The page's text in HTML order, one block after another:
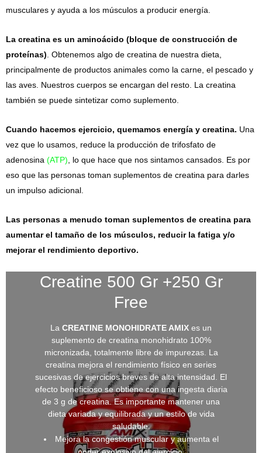
musculares y ayuda a los músculos a producir energía.
La creatina es un aminoácido (bloque de construcción de
proteínas) . Obtenemos algo de creatina de nuestra dieta,
principalmente de productos animales como la carne, el pescado y
las aves. Nuestros cuerpos se encargan del resto. La creatina
también se puede sintetizar como suplemento.
Cuando hacemos ejercicio, quemamos energía y creatina. Una
vez que lo usamos, reduce la producción de trifosfato de
adenosina (ATP) , lo que hace que nos sintamos cansados. Es por
eso que las personas toman suplementos de creatina para darles
un impulso adicional.
Las personas a menudo toman suplementos de creatina para
aumentar el tamaño de los músculos, reducir la fatiga y/o
mejorar el rendimiento deportivo.
Creatine 500 Gr +250 Gr
Free
La CREATINE MONOHIDRATE AMIX es un
suplemento de creatina monohidrato 100%
micronizada, totalmente libre de impurezas. La
creatina mejora el rendimiento físico en series
sucesivas de ejercicios breves de alta intensidad. El
efecto beneficioso se obtiene con una ingesta diaria
de 3 g de creatina. Es importante mantener una
dieta variada y equilibrada y un estilo de vida
saludable.
Mejora la congestión muscular y aumenta el